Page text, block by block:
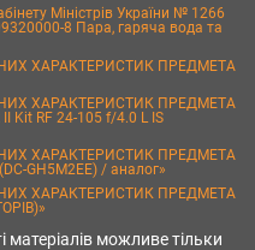
Міністрів України № 1266
8 Пара, гаряча вода та
ХАРАКТЕРИСТИК ПРЕДМЕТА
ХАРАКТЕРИСТИК ПРЕДМЕТА
Kit RF 24-105 f/4.0 L IS
ХАРАКТЕРИСТИК ПРЕДМЕТА
GH5M2EE) / аналог»
ХАРАКТЕРИСТИК ПРЕДМЕТА
можливе тільки